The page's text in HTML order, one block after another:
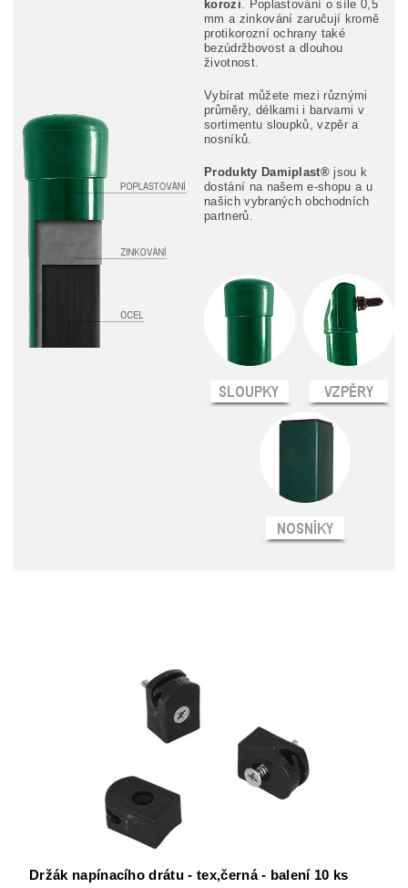
korozi . Poplastování o síle 0,5
mm a zinkování zaručují kromě
protikorozní ochrany také
bezúdržbovost a dlouhou
životnost.
Vybírat můžete mezi různými
průměry, délkami i barvami v
sortimentu sloupků, vzpěr a
nosníků.
Produkty Damiplast® jsou k
dostání na našem e-shopu a u
našich vybraných obchodních
partnerů.
Držák napínacího drátu - tex,černá - balení 10 ks